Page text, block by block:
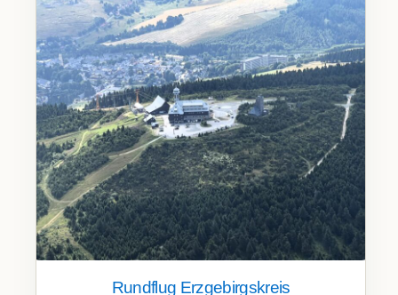
Rundflug Erzgebirgskreis